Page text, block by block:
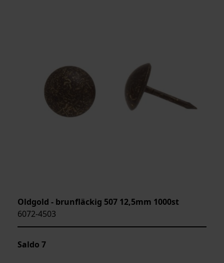
Oldgold - brunfläckig 507 12,5mm 1000st
6072-4503
Saldo 7